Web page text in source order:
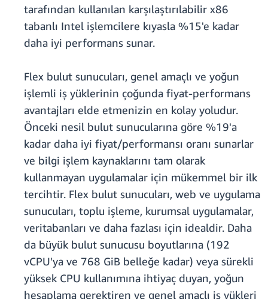
tarafından kullanılan karşılaştırılabilir x86
tabanlı Intel işlemcilere kıyasla %15'e kadar
daha iyi performans sunar.
Flex bulut sunucuları, genel amaçlı ve yoğun
işlemli iş yüklerinin çoğunda fiyat-performans
avantajları elde etmenizin en kolay yoludur.
Önceki nesil bulut sunucularına göre %19'a
kadar daha iyi fiyat/performansı oranı sunarlar
ve bilgi işlem kaynaklarını tam olarak
kullanmayan uygulamalar için mükemmel bir ilk
tercihtir. Flex bulut sunucuları, web ve uygulama
sunucuları, toplu işleme, kurumsal uygulamalar,
veritabanları ve daha fazlası için idealdir. Daha
da büyük bulut sunucusu boyutlarına (192
vCPU'ya ve 768 GiB belleğe kadar) veya sürekli
yüksek CPU kullanımına ihtiyaç duyan, yoğun
hesaplama gerektiren ve genel amaçlı iş yükleri